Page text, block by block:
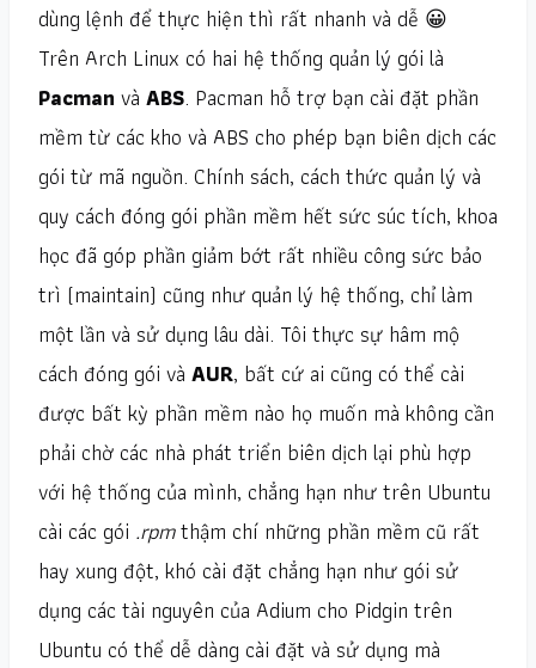
dùng lệnh để thực hiện thì rất nhanh và dễ 😀
Trên Arch Linux có hai hệ thống quản lý gói là
Pacman và ABS. Pacman hỗ trợ bạn cài đặt phần
mềm từ các kho và ABS cho phép bạn biên dịch các
gói từ mã nguồn. Chính sách, cách thức quản lý và
quy cách đóng gói phần mềm hết sức súc tích, khoa
học đã góp phần giảm bớt rất nhiều công sức bảo
trì (maintain) cũng như quản lý hệ thống, chỉ làm
một lần và sử dụng lâu dài. Tôi thực sự hâm mộ
cách đóng gói và AUR, bất cứ ai cũng có thể cài
được bất kỳ phần mềm nào họ muốn mà không cần
phải chờ các nhà phát triển biên dịch lại phù hợp
với hệ thống của mình, chẳng hạn như trên Ubuntu
cài các gói .rpmthậm chí những phần mềm cũ rất
hay xung đột, khó cài đặt chẳng hạn như gói sử
dụng các tài nguyên của Adium cho Pidgin trên
Ubuntu có thể dễ dàng cài đặt và sử dụng mà